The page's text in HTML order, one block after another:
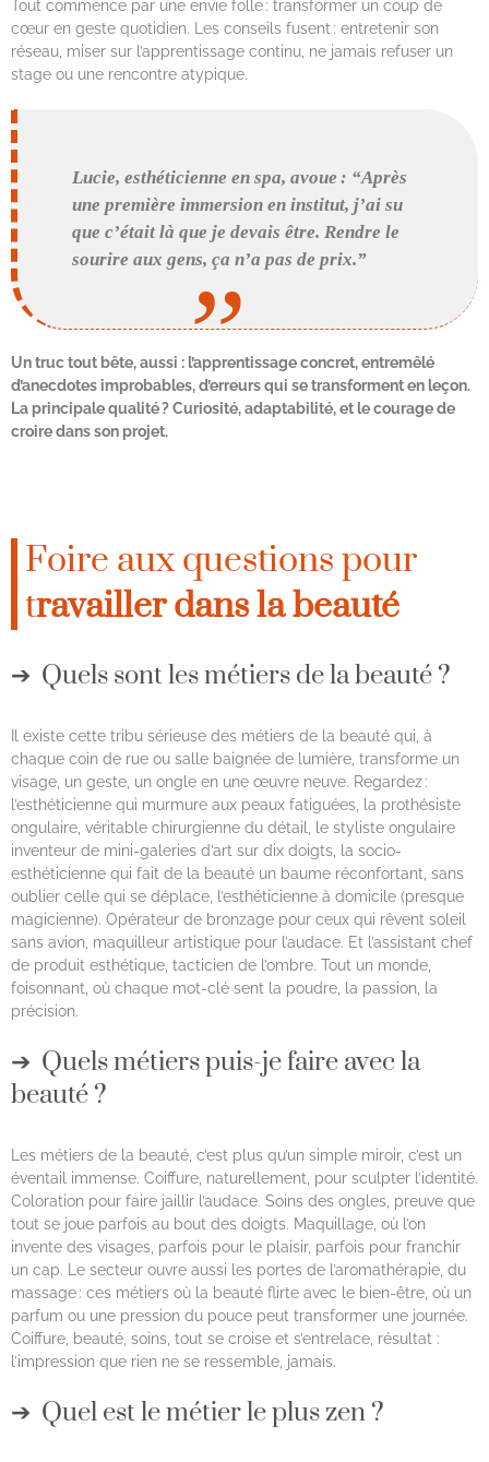
Tout commence par une envie folle : transformer un coup de
cœur en geste quotidien. Les conseils fusent : entretenir son
réseau, miser sur l’apprentissage continu, ne jamais refuser un
stage ou une rencontre atypique.
Lucie, esthéticienne en spa, avoue : “Après
une première immersion en institut, j’ai su
que c’était là que je devais être. Rendre le
sourire aux gens, ça n’a pas de prix.”
Un truc tout bête, aussi : l’apprentissage concret, entremêlé
d’anecdotes improbables, d’erreurs qui se transforment en leçon.
La principale qualité ? Curiosité, adaptabilité, et le courage de
croire dans son projet.
Foire aux questions pour
travailler dans la beauté
Quels sont les métiers de la beauté ?
Il existe cette tribu sérieuse des métiers de la beauté qui, à
chaque coin de rue ou salle baignée de lumière, transforme un
visage, un geste, un ongle en une œuvre neuve. Regardez :
l’esthéticienne qui murmure aux peaux fatiguées, la prothésiste
ongulaire, véritable chirurgienne du détail, le styliste ongulaire
inventeur de mini-galeries d’art sur dix doigts, la socio-
esthéticienne qui fait de la beauté un baume réconfortant, sans
oublier celle qui se déplace, l’esthéticienne à domicile (presque
magicienne). Opérateur de bronzage pour ceux qui rêvent soleil
sans avion, maquilleur artistique pour l’audace. Et l’assistant chef
de produit esthétique, tacticien de l’ombre. Tout un monde,
foisonnant, où chaque mot-clé sent la poudre, la passion, la
précision.
Quels métiers puis-je faire avec la
beauté ?
Les métiers de la beauté, c’est plus qu’un simple miroir, c’est un
éventail immense. Coiffure, naturellement, pour sculpter l’identité.
Coloration pour faire jaillir l’audace. Soins des ongles, preuve que
tout se joue parfois au bout des doigts. Maquillage, où l’on
invente des visages, parfois pour le plaisir, parfois pour franchir
un cap. Le secteur ouvre aussi les portes de l’aromathérapie, du
massage : ces métiers où la beauté flirte avec le bien-être, où un
parfum ou une pression du pouce peut transformer une journée.
Coiffure, beauté, soins, tout se croise et s’entrelace, résultat :
l’impression que rien ne se ressemble, jamais.
Quel est le métier le plus zen ?